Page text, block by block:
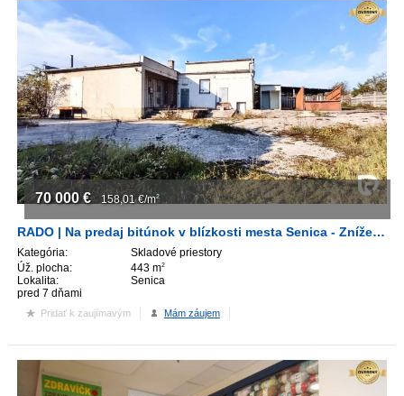
RADO | Na predaj bitúnok v blízkosti mesta Senica - Znížená cena!
Kategória:
Skladové priestory
Úž. plocha:
443 m2
Lokalita:
Senica
pred 7 dňami
70 000 € 158,01 €/m2
Pridať k zaujímavým Mám záujem